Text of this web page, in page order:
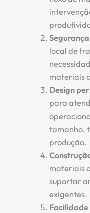
Segurança
local de
materiais
Design
para
tamanho,
produção.
materiais
suportar
exigentes.